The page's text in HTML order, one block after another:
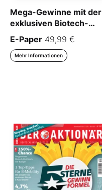
Mega-Gewinne mit der
exklusiven Biotech-
Formel – bis zu 111
Prozent mit diesen drei
Aktien
E-Paper 49,99 €
Mehr Informationen